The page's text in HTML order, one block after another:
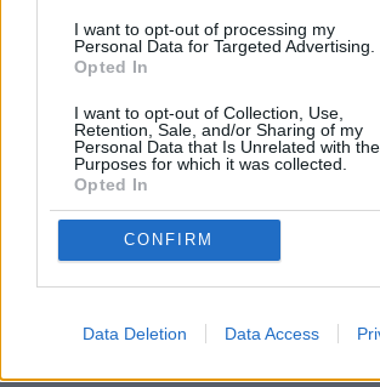
I want to opt-out of processing my
Personal Data for Targeted Advertising.
Opted In
I want to opt-out of Collection, Use,
Retention, Sale, and/or Sharing of my
Personal Data that Is Unrelated with the
Purposes for which it was collected.
Opted In
CONFIRM
Data Deletion Data Access
ιδέα μας δημιουργώντας τη
Γωνιά", η οποία είναι ακόμη μία
αυτόν τον εξαιρετικό
της πόλης. Συνεργαζόμαστε και
εικόνα της πόλης μας κάνοντάς την
στους επισκέπτες στηρίζοντας έτσι
αγορά».